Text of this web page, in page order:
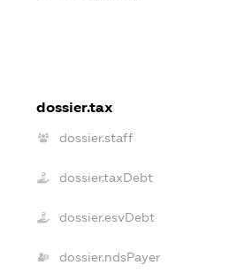
dossier.tax
dossier.staff
dossier.taxDebt
dossier.esvDebt
dossier.ndsPayer